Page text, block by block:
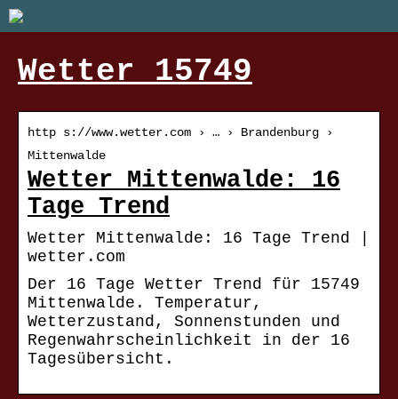
Wetter 15749
http s://www.wetter.com › … › Brandenburg ›
Mittenwalde
Wetter Mittenwalde: 16
Tage Trend
Wetter Mittenwalde: 16 Tage Trend |
wetter.com
Der 16 Tage Wetter Trend für 15749
Mittenwalde. Temperatur,
Wetterzustand, Sonnenstunden und
Regenwahrscheinlichkeit in der 16
Tagesübersicht.